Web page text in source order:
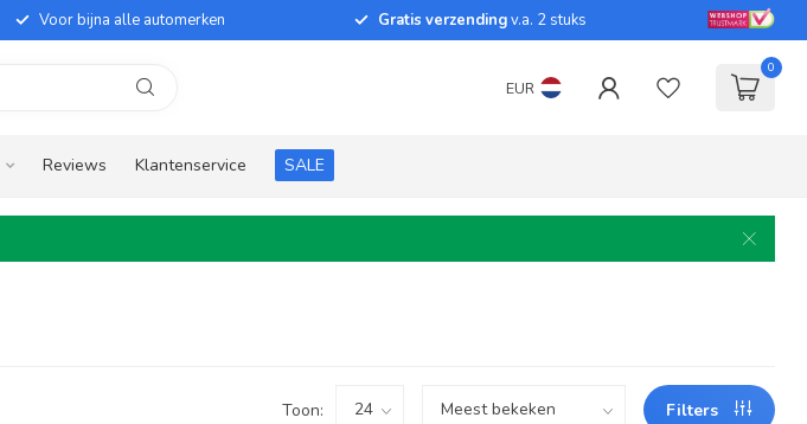
Voor bijna alle automerken Gratis verzendingv.a. 2 stuks
EUR
0
Reviews Klantenservice SALE
Toon: Filters